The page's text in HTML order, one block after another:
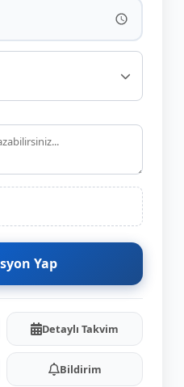
Yap
Detaylı Takvim
Bildirim